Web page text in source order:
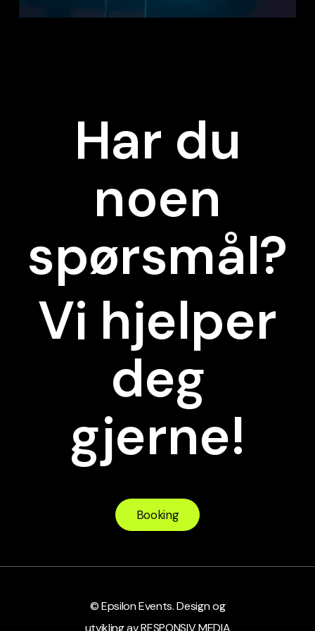
Har du
noen
spørsmål?
Vi hjelper
deg
gjerne!
Booking
©Epsilon Events. Design og